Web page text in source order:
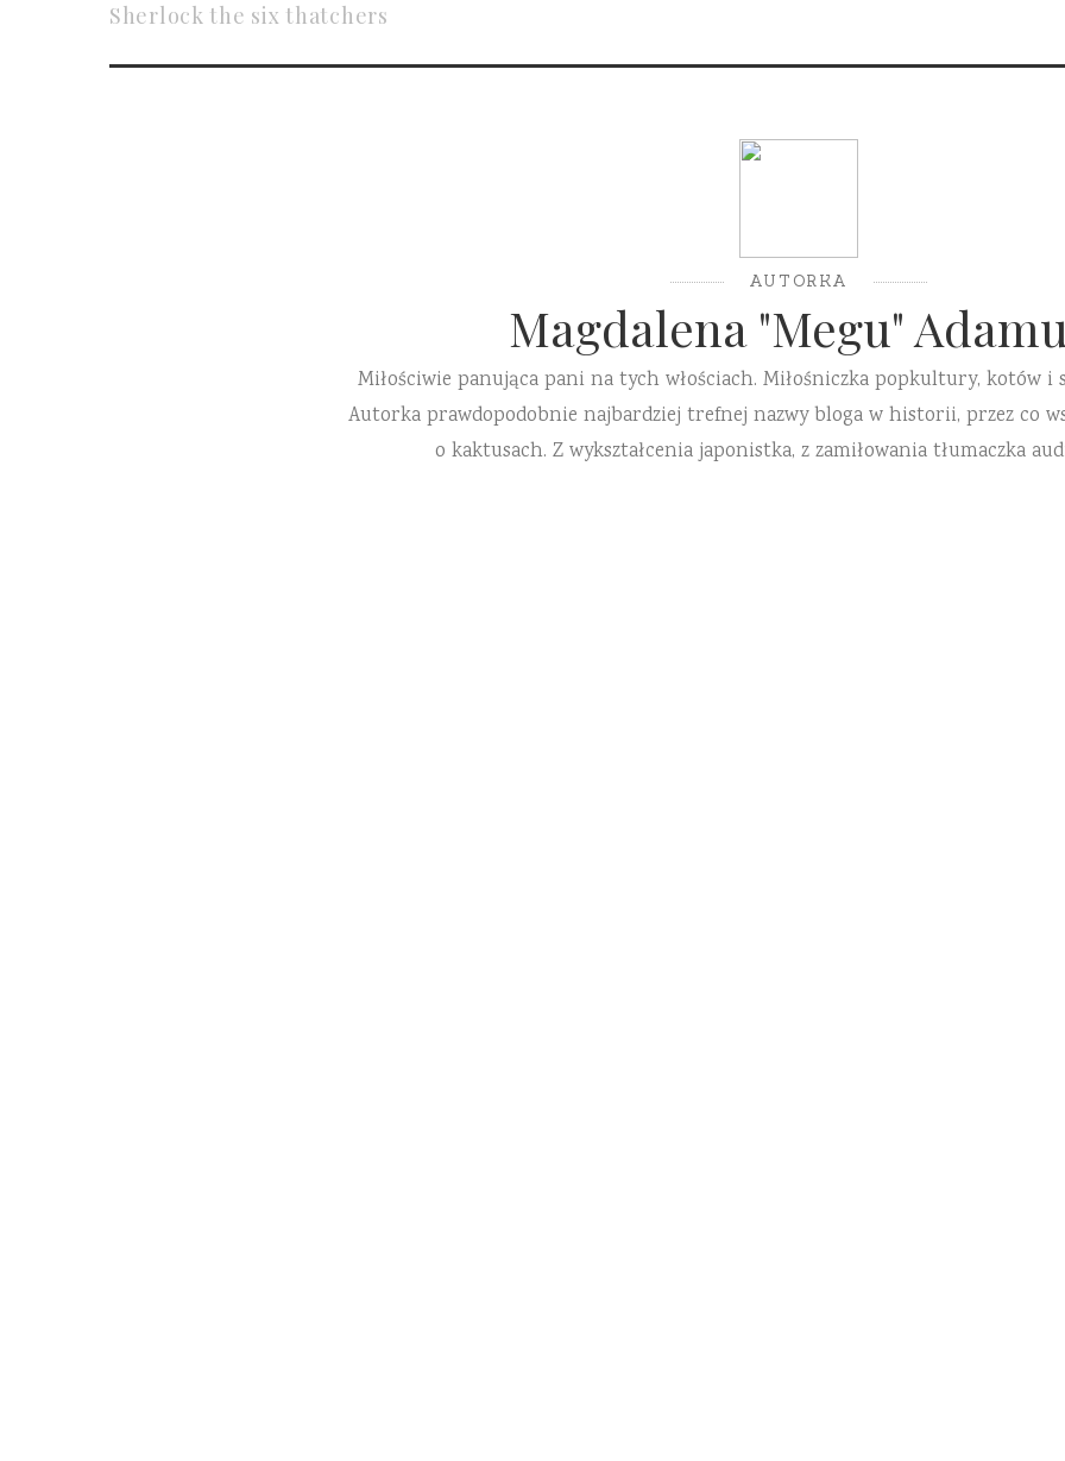
Sherlock the six thatchers
AUTORKA
Magdalena "Megu"
Miłościwie panująca pani na tych włościach. Miłośniczka popkultury, kotów i
Autorka prawdopodobnie najbardziej trefnej nazwy bloga w historii, przez co
o kaktusach. Z wykształcenia japonistka, z zamiłowania tłumaczka